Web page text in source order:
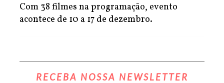
Com 38 filmes na programação, evento
acontece de 10 a 17 de dezembro.
RECEBA NOSSA NEWSLETTER